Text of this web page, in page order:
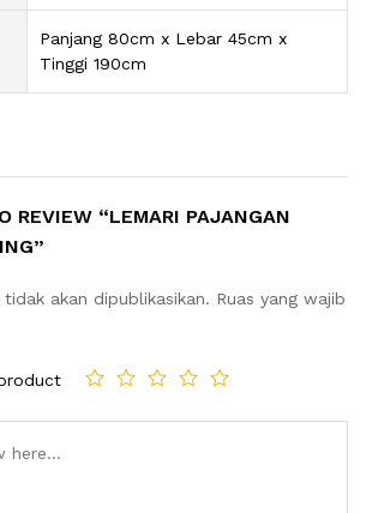
Panjang 80cm x Lebar 45cm x
Tinggi 190cm
REVIEW “LEMARI PAJANGAN
akan dipublikasikan. Ruas yang wajib